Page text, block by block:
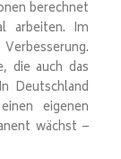
berechnet
arbeiten. Im
die auch das
Deutschland
eigenen
wächst –